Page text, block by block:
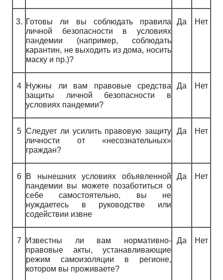
3. Готовы ли вы соблюдать правила
личной безопасности в условиях
пандемии (например, соблюдать
карантин, не выходить из дома, носить
маску и пр.)?
Да Нет
4
Нужны ли вам правовые средства
защиты личной безопасности в
условиях пандемии?
Да Нет
5 Следует ли усилить правовую защиту
личности от «несознательных»
граждан?
Да Нет
6
В нынешних условиях объявленной
пандемии вы можете позаботиться о
себе самостоятельно, вы не
нуждаетесь в руководстве или
содействии извне
Да Нет
7
Известны ли вам нормативно-
правовые акты, устанавливающие
режим самоизоляции в регионе,
котором вы проживаете?
Да Нет